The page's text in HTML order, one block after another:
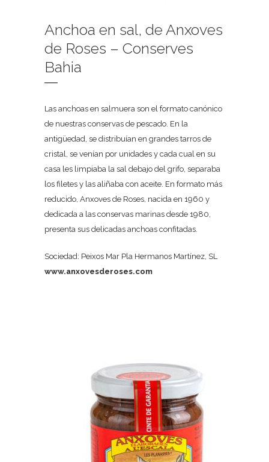
Anchoa en sal, de Anxoves
de Roses – Conserves
Bahia
Las anchoas en salmuera son el formato canónico
de nuestras conservas de pescado. En la
antigüedad, se distribuían en grandes tarros de
cristal, se venían por unidades y cada cual en su
casa les limpiaba la sal debajo del grifo, separaba
los filetes y las aliñaba con aceite. En formato más
reducido, Anxoves de Roses, nacida en 1960 y
dedicada a las conservas marinas desde 1980,
presenta sus delicadas anchoas confitadas.
Sociedad: Peixos Mar Pla Hermanos Martínez, SL
www.anxovesderoses.com